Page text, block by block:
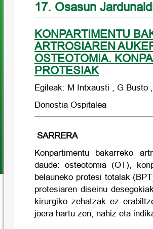
17. Osasun
KONPARTIMENTU
ARTROSIAREN
OSTEOTOMIA.
PROTESIAK
Egileak: M Intxausti , G Busto
Donostia Ospitalea
SARRERA
Konpartimentu bakarreko
daude: osteotomia (OT),
belauneko protesi totalak
protesiaren diseinu
kirurgiko zehatzak ez
joera hartu zen, nahiz eta